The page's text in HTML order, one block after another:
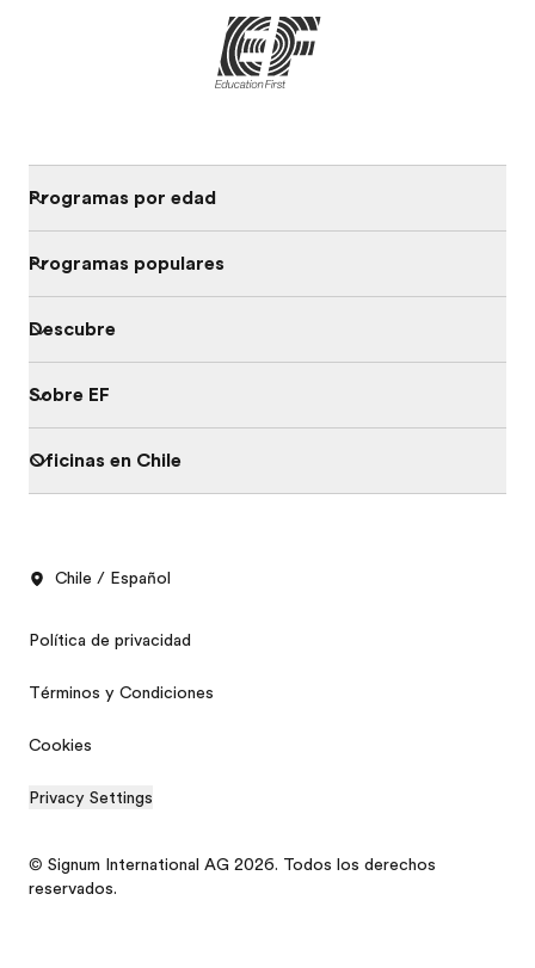
Programas por edad
Programas populares
Descubre
Sobre EF
Oficinas en Chile
Chile / Español
Política de privacidad
Términos y Condiciones
Cookies
Privacy Settings
© Signum International AG 2026. Todos los derechos
reservados.